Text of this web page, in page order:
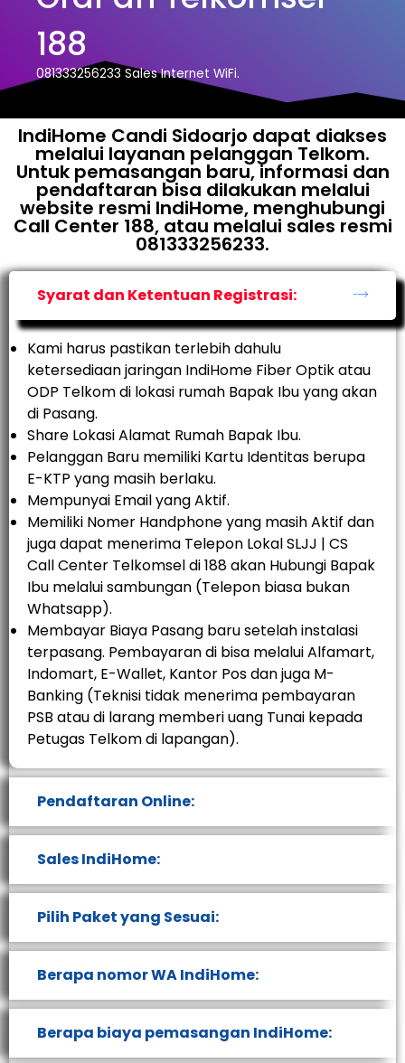
188
081333256233 Sales Internet WiFi.
IndiHome Candi Sidoarjo dapat diakses
melalui layanan pelanggan Telkom.
Untuk pemasangan baru, informasi dan
pendaftaran bisa dilakukan melalui
website resmi IndiHome, menghubungi
Call Center 188, atau melalui sales resmi
081333256233.
Syarat dan Ketentuan Registrasi:
Kami harus pastikan terlebih dahulu
ketersediaan jaringan IndiHome Fiber Optik atau
ODP Telkom di lokasi rumah Bapak Ibu yang akan
di Pasang.
Share Lokasi Alamat Rumah Bapak Ibu.
Pelanggan Baru memiliki Kartu Identitas berupa
E-KTP yang masih berlaku.
Mempunyai Email yang Aktif.
Memiliki Nomer Handphone yang masih Aktif dan
juga dapat menerima Telepon Lokal SLJJ | CS
Call Center Telkomsel di 188 akan Hubungi Bapak
Ibu melalui sambungan (Telepon biasa bukan
Whatsapp).
Membayar Biaya Pasang baru setelah instalasi
terpasang. Pembayaran di bisa melalui Alfamart,
Indomart, E-Wallet, Kantor Pos dan juga M-
Banking (Teknisi tidak menerima pembayaran
PSB atau di larang memberi uang Tunai kepada
Petugas Telkom di lapangan).
Pendaftaran Online:
Sales IndiHome:
Pilih Paket yang Sesuai:
Berapa nomor WA IndiHome:
Berapa biaya pemasangan IndiHome: